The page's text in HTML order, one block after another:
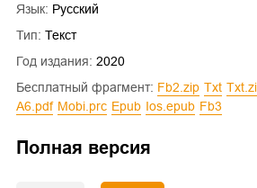
Язык: Русский
Тип: Текст
Год издания: 2020
Бесплатный фрагмент:
fb2.zip txt
a6.pdf
mobi.prc epub ios.epub fb3
Полная версия